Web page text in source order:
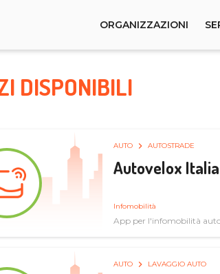
ORGANIZZAZIONI
DISPONIBILI
AUTO AUTOSTRADE
Autovelox
Infomobilità
App per l'infomobilità
AUTO LAVAGGIO AUTO